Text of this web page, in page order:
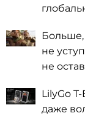
Больше,
не
не
LilyGo
даже